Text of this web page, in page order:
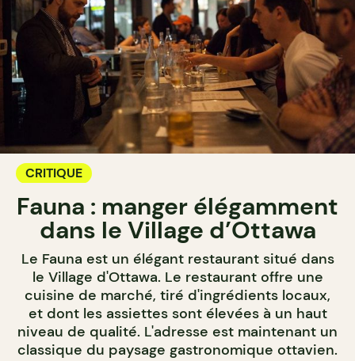
CRITIQUE
Fauna : manger élégamment
dans le Village d’Ottawa
Le Fauna est un élégant restaurant situé dans
le Village d'Ottawa. Le restaurant offre une
cuisine de marché, tiré d'ingrédients locaux,
et dont les assiettes sont élevées à un haut
niveau de qualité. L'adresse est maintenant un
classique du paysage gastronomique ottavien.